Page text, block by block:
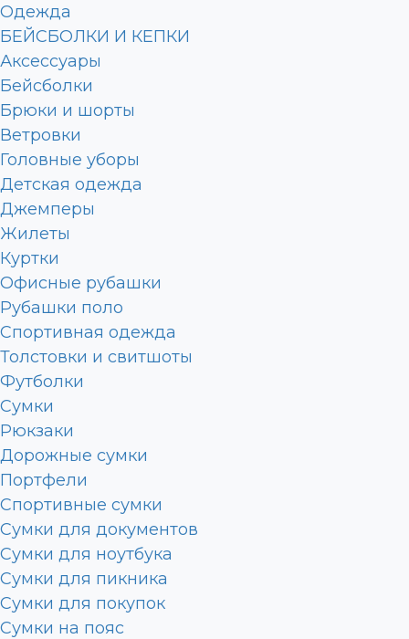
Одежда
БЕЙСБОЛКИ И КЕПКИ
Аксессуары
Бейсболки
Брюки и шорты
Ветровки
Головные уборы
Детская одежда
Джемперы
Жилеты
Куртки
Офисные рубашки
Рубашки поло
Спортивная одежда
Толстовки и свитшоты
Футболки
Сумки
Рюкзаки
Дорожные сумки
Портфели
Спортивные сумки
Сумки для документов
Сумки для ноутбука
Сумки для пикника
Сумки для покупок
Сумки на пояс